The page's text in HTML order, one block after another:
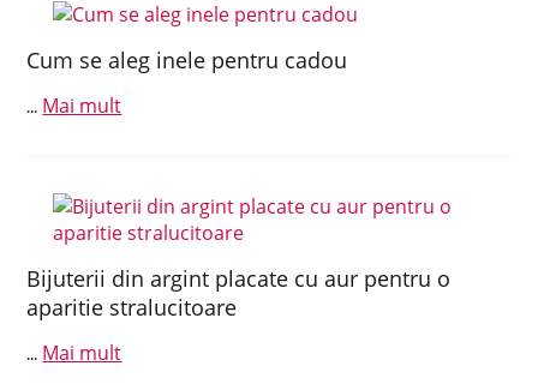
Cum se aleg inele pentru cadou
... Mai mult
Bijuterii din argint placate cu aur pentru o
aparitie stralucitoare
... Mai mult